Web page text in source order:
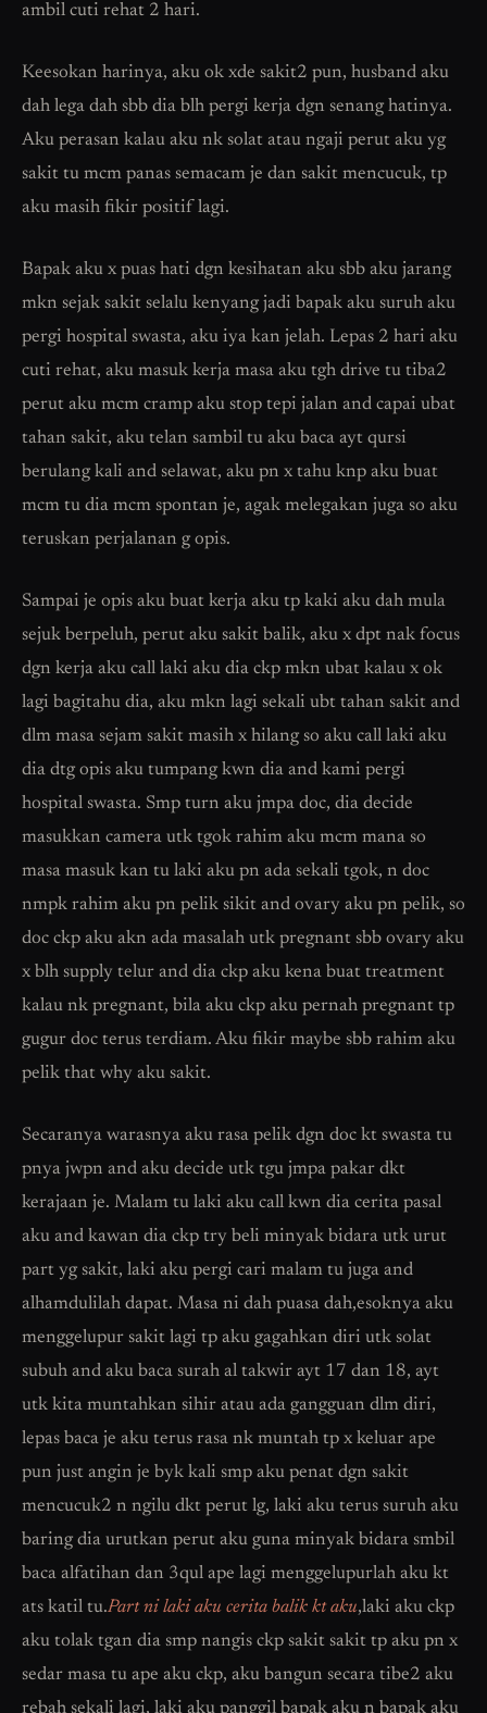
ambil cuti rehat 2 hari.
Keesokan harinya, aku ok xde sakit2 pun, husband aku
dah lega dah sbb dia blh pergi kerja dgn senang hatinya.
Aku perasan kalau aku nk solat atau ngaji perut aku yg
sakit tu mcm panas semacam je dan sakit mencucuk, tp
aku masih fikir positif lagi.
Bapak aku x puas hati dgn kesihatan aku sbb aku jarang
mkn sejak sakit selalu kenyang jadi bapak aku suruh aku
pergi hospital swasta, aku iya kan jelah. Lepas 2 hari aku
cuti rehat, aku masuk kerja masa aku tgh drive tu tiba2
perut aku mcm cramp aku stop tepi jalan and capai ubat
tahan sakit, aku telan sambil tu aku baca ayt qursi
berulang kali and selawat, aku pn x tahu knp aku buat
mcm tu dia mcm spontan je, agak melegakan juga so aku
teruskan perjalanan g opis.
Sampai je opis aku buat kerja aku tp kaki aku dah mula
sejuk berpeluh, perut aku sakit balik, aku x dpt nak focus
dgn kerja aku call laki aku dia ckp mkn ubat kalau x ok
lagi bagitahu dia, aku mkn lagi sekali ubt tahan sakit and
dlm masa sejam sakit masih x hilang so aku call laki aku
dia dtg opis aku tumpang kwn dia and kami pergi
hospital swasta. Smp turn aku jmpa doc, dia decide
masukkan camera utk tgok rahim aku mcm mana so
masa masuk kan tu laki aku pn ada sekali tgok, n doc
nmpk rahim aku pn pelik sikit and ovary aku pn pelik, so
doc ckp aku akn ada masalah utk pregnant sbb ovary aku
x blh supply telur and dia ckp aku kena buat treatment
kalau nk pregnant, bila aku ckp aku pernah pregnant tp
gugur doc terus terdiam. Aku fikir maybe sbb rahim aku
pelik that why aku sakit.
Secaranya warasnya aku rasa pelik dgn doc kt swasta tu
pnya jwpn and aku decide utk tgu jmpa pakar dkt
kerajaan je. Malam tu laki aku call kwn dia cerita pasal
aku and kawan dia ckp try beli minyak bidara utk urut
part yg sakit, laki aku pergi cari malam tu juga and
alhamdulilah dapat. Masa ni dah puasa dah,esoknya aku
menggelupur sakit lagi tp aku gagahkan diri utk solat
subuh and aku baca surah al takwir ayt 17 dan 18, ayt
utk kita muntahkan sihir atau ada gangguan dlm diri,
lepas baca je aku terus rasa nk muntah tp x keluar ape
pun just angin je byk kali smp aku penat dgn sakit
mencucuk2 n ngilu dkt perut lg, laki aku terus suruh aku
baring dia urutkan perut aku guna minyak bidara smbil
baca alfatihan dan 3qul ape lagi menggelupurlah aku kt
ats katil tu.Part ni laki aku cerita balik kt aku,laki aku ckp
aku tolak tgan dia smp nangis ckp sakit sakit tp aku pn x
sedar masa tu ape aku ckp, aku bangun secara tibe2 aku
rebah sekali lagi, laki aku panggil bapak aku n bapak aku